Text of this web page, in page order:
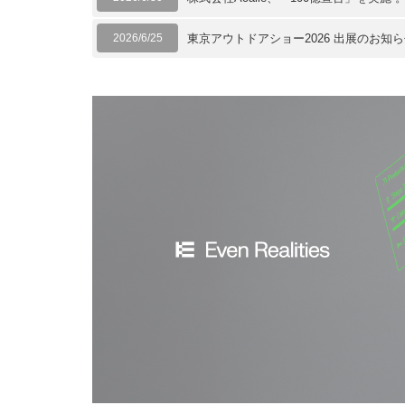
2026/6/25 東京アウトドアショー2026 出展のお知